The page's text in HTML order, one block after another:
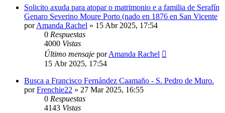
Solicito axuda para atopar o matrimonio e a familia de Serafín
Genaro Severino Moure Porto (nado en 1876 en San Vicente
porAmanda Rachel » 15 Abr 2025, 17:54
0 Respuestas
4000 Vistas
Último mensaje porAmanda Rachel
15 Abr 2025, 17:54
Busca a Francisco Fernández Caamaño - S. Pedro de Muro.
porFrenchie22 » 27 Mar 2025, 16:55
0 Respuestas
4143 Vistas